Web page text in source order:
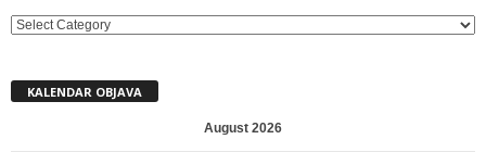
MENI
KALENDAR OBJAVA
August 2026